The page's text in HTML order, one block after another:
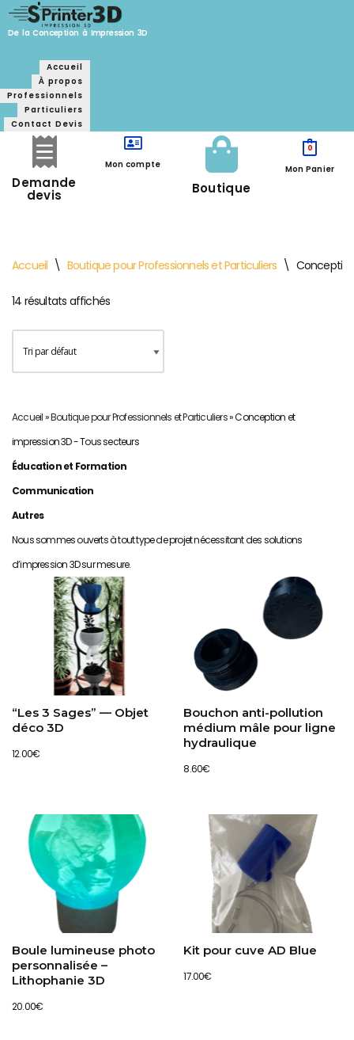
contenu
De la Conception à Impression 3D
Accueil
À propos
Professionnels
Particuliers
Contact Devis
Demande
devis
Mon compte
Boutique
0
Mon Panier
Accueil \ Boutique pour Professionnels et Particuliers \
14 résultats affichés
Accueil»Boutique pour Professionnels et Particuliers»Conception et
impression 3D - Tous secteurs
Éducation et Formation
Communication
Autres
Nous sommes ouverts à tout type de projet nécessitant des solutions
d’impression 3D sur mesure.
“Les 3 Sages” — Objet
déco 3D
12.00€
Bouchon anti-pollution
médium mâle pour ligne
hydraulique
8.60€
Boule lumineuse photo
personnalisée –
Lithophanie 3D
20.00€
Kit pour cuve AD Blue
17.00€